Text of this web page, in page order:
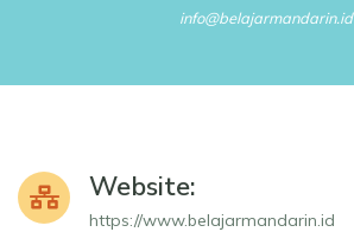
info@belajarmandarin.id
Website:
https://www.belajarmandarin.id